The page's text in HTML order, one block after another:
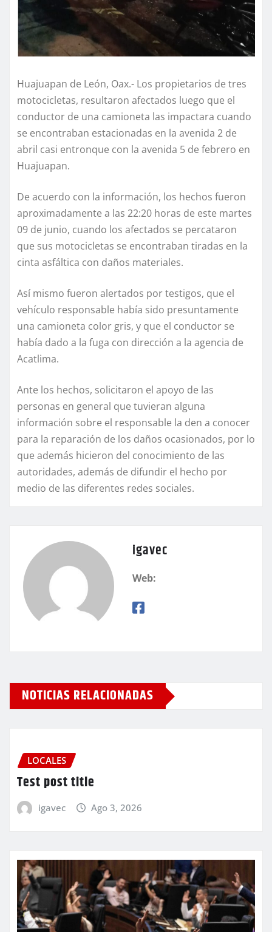
Huajuapan de León, Oax.- Los propietarios de tres
motocicletas, resultaron afectados luego que el
conductor de una camioneta las impactara cuando
se encontraban estacionadas en la avenida 2 de
abril casi entronque con la avenida 5 de febrero en
Huajuapan.
De acuerdo con la información, los hechos fueron
aproximadamente a las 22:20 horas de este martes
09 de junio, cuando los afectados se percataron
que sus motocicletas se encontraban tiradas en la
cinta asfáltica con daños materiales.
Así mismo fueron alertados por testigos, que el
vehículo responsable había sido presuntamente
una camioneta color gris, y que el conductor se
había dado a la fuga con dirección a la agencia de
Acatlima.
Ante los hechos, solicitaron el apoyo de las
personas en general que tuvieran alguna
información sobre el responsable la den a conocer
para la reparación de los daños ocasionados, por lo
que además hicieron del conocimiento de las
autoridades, además de difundir el hecho por
medio de las diferentes redes sociales.
igavec
Web:
NOTICIAS RELACIONADAS
LOCALES
Test post title
igavec Ago 3, 2026